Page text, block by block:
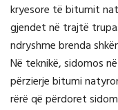
kryesore të bitumit
gjendet në trajtë
ndryshme brenda
Në teknikë, sidomos
përzierje bitumi
rërë që përdoret